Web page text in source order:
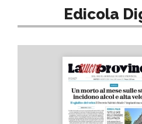
Edicola